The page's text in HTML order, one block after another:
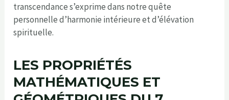
transcendance s’exprime dans notre quête
personnelle d’harmonie intérieure et d’élévation
spirituelle.
LES PROPRIÉTÉS
MATHÉMATIQUES ET